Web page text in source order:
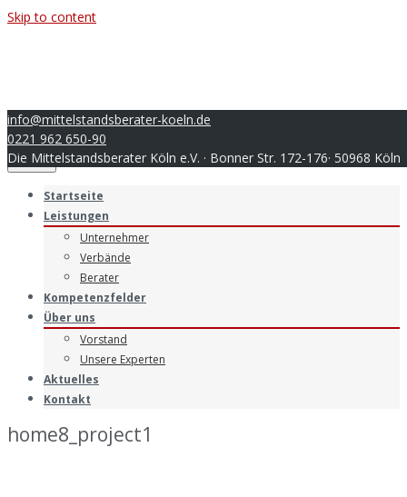
Skip to content
info@mittelstandsberater-koeln.de
0221 962 650-90
Die Mittelstandsberater Köln e.V. · Bonner Str. 172-176· 50968 Köln
Menu
Startseite
Leistungen
Unternehmer
Verbände
Berater
Kompetenzfelder
Über uns
Vorstand
Unsere Experten
Aktuelles
Kontakt
home8_project1